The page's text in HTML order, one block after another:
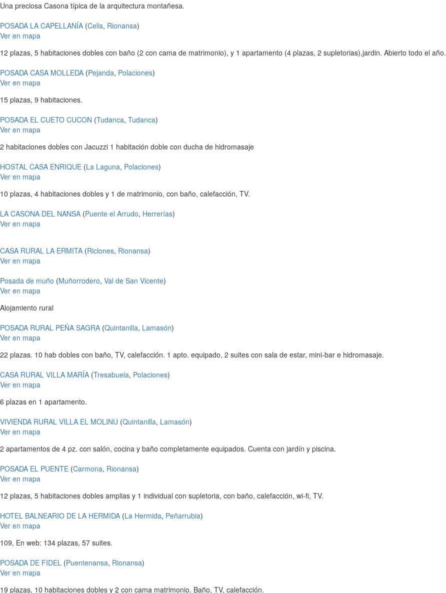
Una preciosa Casona típica de la arquitectura montañesa.
POSADA LA CAPELLANÍA (Celis, Rionansa)
Ver en mapa
12 plazas, 5 habitaciones dobles con baño (2 con cama de matrimonio), y 1 apartamento (4 plazas, 2 supletorias),jardin. Abierto todo el año.
POSADA CASA MOLLEDA (Pejanda, Polaciones)
Ver en mapa
15 plazas, 9 habitaciones.
POSADA EL CUETO CUCON (Tudanca, Tudanca)
Ver en mapa
2 habitaciones dobles con Jacuzzi 1 habitación doble con ducha de hidromasaje
HOSTAL CASA ENRIQUE (La Laguna, Polaciones)
Ver en mapa
10 plazas, 4 habitaciones dobles y 1 de matrimonio, con baño, calefacción, TV.
LA CASONA DEL NANSA (Puente el Arrudo, Herrerías)
Ver en mapa
CASA RURAL LA ERMITA (Riclones, Rionansa)
Ver en mapa
Posada de muño (Muñorrodero, Val de San Vicente)
Ver en mapa
Alojamiento rural
POSADA RURAL PEÑA SAGRA (Quintanilla, Lamasón)
Ver en mapa
22 plazas. 10 hab dobles con baño, TV, calefacción. 1 apto. equipado, 2 suites con sala de estar, mini-bar e hidromasaje.
CASA RURAL VILLA MARÍA (Tresabuela, Polaciones)
Ver en mapa
6 plazas en 1 apartamento.
VIVIENDA RURAL VILLA EL MOLINU (Quintanilla, Lamasón)
Ver en mapa
2 apartamentos de 4 pz. con salón, cocina y baño completamente equipados. Cuenta con jardín y piscina.
POSADA EL PUENTE (Carmona, Rionansa)
Ver en mapa
12 plazas, 5 habitaciones dobles amplias y 1 individual con supletoria, con baño, calefacción, wi-fi, TV.
HOTEL BALNEARIO DE LA HERMIDA (La Hermida, Peñarrubia)
Ver en mapa
109, En web: 134 plazas, 57 suites.
POSADA DE FIDEL (Puentenansa, Rionansa)
Ver en mapa
19 plazas, 10 habitaciones dobles y 2 con cama matrimonio. Baño, TV, calefacción.